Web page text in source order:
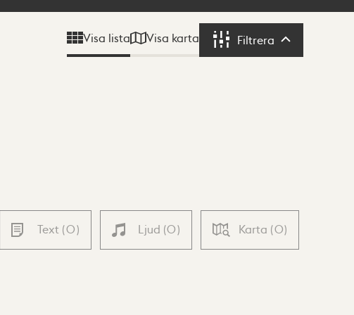
Visa lista Visa karta Filtrera Filtrera
Text (0) Ljud (0) Karta (0)